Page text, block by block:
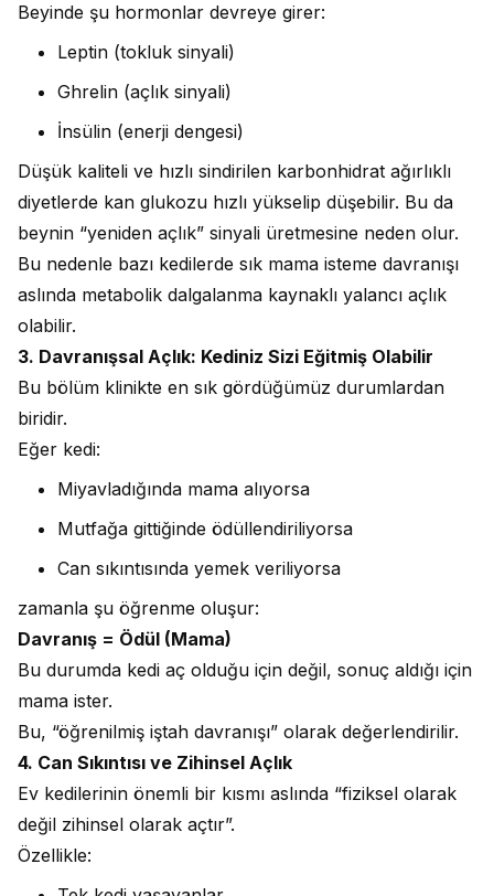
Beyinde şu hormonlar devreye girer:
Leptin (tokluk sinyali)
Ghrelin (açlık sinyali)
İnsülin (enerji dengesi)
Düşük kaliteli ve hızlı sindirilen karbonhidrat ağırlıklı
diyetlerde kan glukozu hızlı yükselip düşebilir. Bu da
beynin “yeniden açlık” sinyali üretmesine neden olur.
Bu nedenle bazı kedilerde sık mama isteme davranışı
aslında metabolik dalgalanma kaynaklı yalancı açlık
olabilir.
3. Davranışsal Açlık: Kediniz Sizi Eğitmiş Olabilir
Bu bölüm klinikte en sık gördüğümüz durumlardan
biridir.
Eğer kedi:
Miyavladığında mama alıyorsa
Mutfağa gittiğinde ödüllendiriliyorsa
Can sıkıntısında yemek veriliyorsa
zamanla şu öğrenme oluşur:
Davranış = Ödül (Mama)
Bu durumda kedi aç olduğu için değil, sonuç aldığı için
mama ister.
Bu, “öğrenilmiş iştah davranışı” olarak değerlendirilir.
4. Can Sıkıntısı ve Zihinsel Açlık
Ev kedilerinin önemli bir kısmı aslında “fiziksel olarak
değil zihinsel olarak açtır”.
Özellikle: